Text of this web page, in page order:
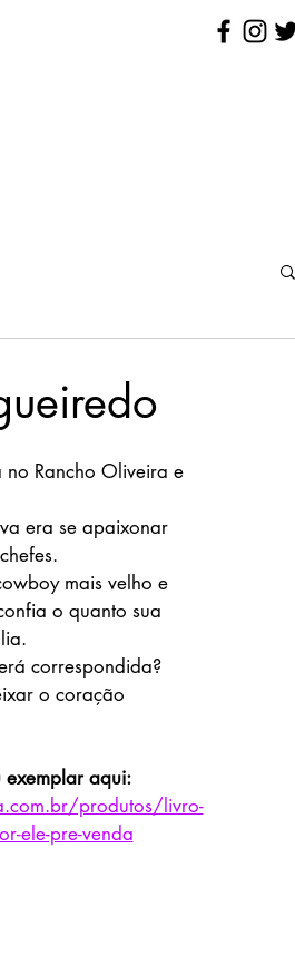
no Rancho Oliveira e
era se apaixonar
mais velho e
o quanto sua
correspondida?
o coração
exemplar aqui:
produtos/livro-
ele-pre-venda